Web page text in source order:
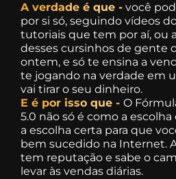
A verdade é que - você
por si só, seguindo vídeos
tutoriais que tem por aí, ou
desses cursinhos de gente
ontem, e só te ensina a
te jogando na verdade em
vai tirar o seu dinheiro.
E é por isso que - O
5.0 não só é como a
a escolha certa para que
bem sucedido na Internet.
tem reputação e sabe o
levar às vendas diárias.